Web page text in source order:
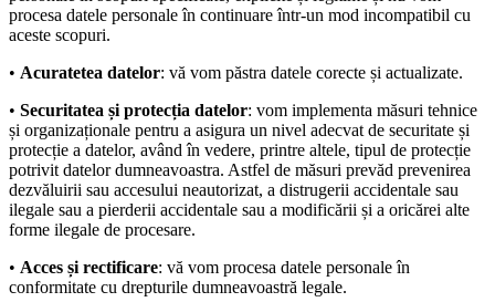
procesa datele personale în continuare într-un mod incompatibil cu
aceste scopuri.
• Acuratetea datelor: vă vom păstra datele corecte și actualizate.
• Securitatea și protecția datelor: vom implementa măsuri tehnice
și organizaționale pentru a asigura un nivel adecvat de securitate și
protecție a datelor, având în vedere, printre altele, tipul de protecție
potrivit datelor dumneavoastra. Astfel de măsuri prevăd prevenirea
dezvăluirii sau accesului neautorizat, a distrugerii accidentale sau
ilegale sau a pierderii accidentale sau a modificării și a oricărei alte
forme ilegale de procesare.
• Acces și rectificare: vă vom procesa datele personale în
conformitate cu drepturile dumneavoastră legale.